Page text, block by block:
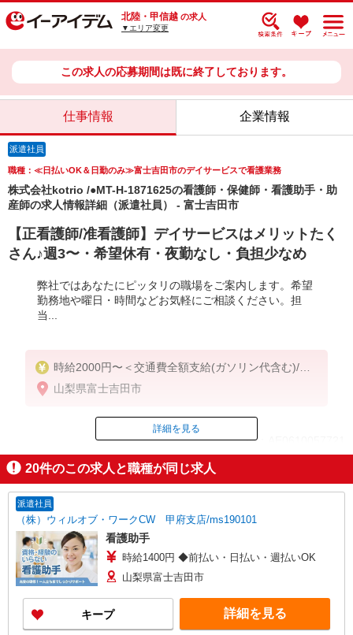
北陸・甲信越 の求人
▼エリア変更
この求人の応募期間は既に終了しております。
仕事情報 企業情報
派遣社員
職種：≪日払いOK＆日勤のみ≫富士吉田市のデイサービスで看護業務
株式会社kotrio /●MT-H-1871625の看護師・保健師・看護助手・助
産師の求人情報詳細（派遣社員） - 富士吉田市
【正看護師/准看護師】デイサービスはメリットたく
さん♪週3〜・希望休有・夜勤なし・負担少なめ
弊社ではあなたにピッタリの職場をご案内します。希望
勤務地や曜日・時間などお気軽にご相談ください。担
当...
時給2000円〜＜交通費全額支給(ガソリン代含む)/日
払い可/週払い可＞
山梨県富士吉田市
ID：AE0610057721
掲載期間終了
詳細を見る
20件のこの求人と職種が同じ求人
派遣社員
（株）ウィルオブ・ワークCW 甲府支店/ms190101
看護助手
時給1400円 ◆前払い・日払い・週払いOK
山梨県富士吉田市
キープ 詳細を見る